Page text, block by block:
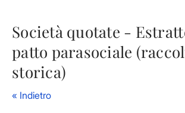
Società quotate -
patto parasociale
storica)
« Indietro